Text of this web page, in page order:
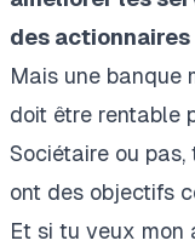
des
Mais une banque
doit être rentable
Sociétaire ou
ont des objectifs
Et si tu veux mon